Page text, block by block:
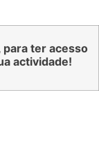
ter acesso
actividade!